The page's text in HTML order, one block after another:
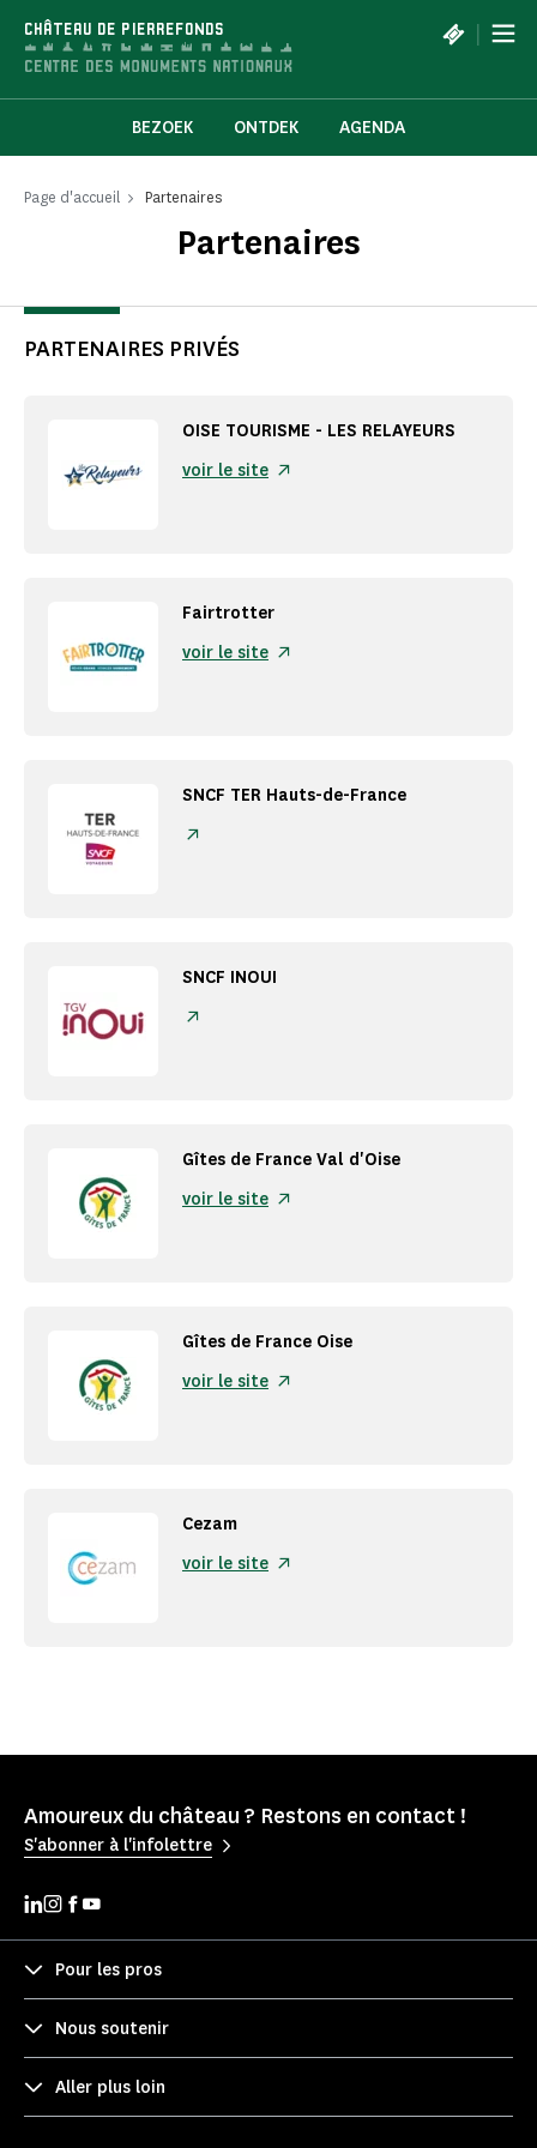
CHÂTEAU DE PIERREFONDS |
BEZOEK ONTDEK AGENDA
Page d'accueil Partenaires
Partenaires
PARTENAIRES PRIVÉS
OISE TOURISME - LES RELAYEURS
voir le site
Fairtrotter
voir le site
SNCF TER Hauts-de-France
SNCF INOUI
Gîtes de France Val d'Oise
voir le site
Gîtes de France Oise
voir le site
Cezam
voir le site
Amoureux du château ? Restons en contact !
S'abonner à l'infolettre
Pour les pros
Nous soutenir
Aller plus loin